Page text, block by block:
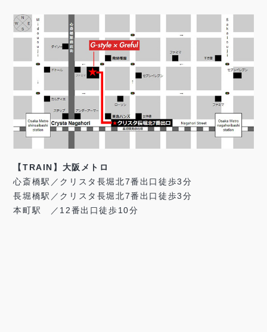
【TRAIN】大阪メトロ
心斎橋駅／クリスタ長堀北7番出口徒歩3分
長堀橋駅／クリスタ長堀北7番出口徒歩3分
本町駅 ／12番出口徒歩10分